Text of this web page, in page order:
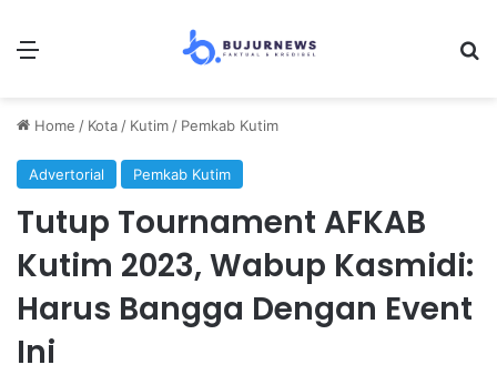
Menu
Home / Kota / Kutim / Pemkab Kutim
Advertorial Pemkab Kutim
Tutup Tournament AFKAB
Kutim 2023, Wabup Kasmidi:
Harus Bangga Dengan Event
Ini